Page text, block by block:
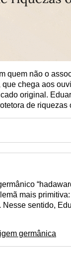
quem não o
chega aos
original.
de riquezas
mais primitiva:
Nesse sentido,
germânica